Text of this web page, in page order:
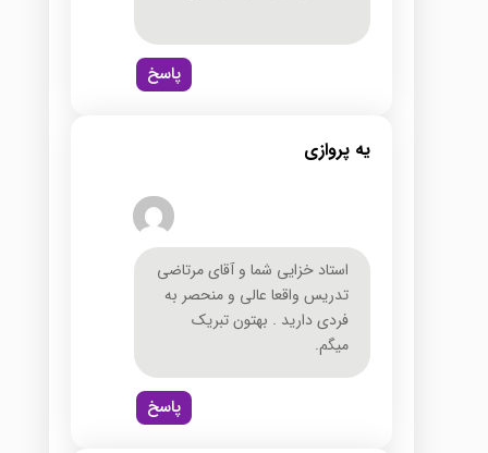
پاسخ
یه پروازی
استاد خزایی شما و آقای مرتاضی
تدریس واقعا عالی و منحصر به
فردی دارید . بهتون تبریک
میگم.
پاسخ